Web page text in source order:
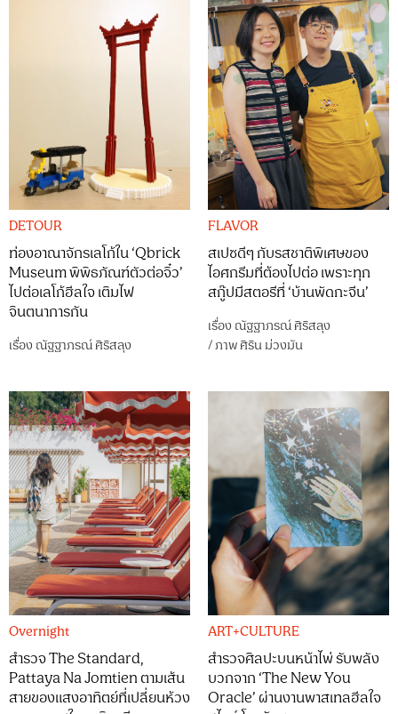
DETOUR
ท่องอาณาจักรเลโก้ใน ‘Qbrick
Museum พิพิธภัณฑ์ตัวต่อจิ๋ว’
ไปต่อเลโก้ฮีลใจ เติมไฟ
จินตนาการกัน
เรื่องณัฐฐาภรณ์ ศิริสลุง
FLAVOR
สเปซดีๆ กับรสชาติพิเศษของ
ไอศกรีมที่ต้องไปต่อ เพราะทุก
สกู๊ปมีสตอรีที่ ‘บ้านพัดกะจีน’
เรื่องณัฐฐาภรณ์ ศิริสลุง
/ภาพศิริน ม่วงมัน
Overnight
สำรวจ The Standard,
Pattaya Na Jomtien ตามเส้น
สายของแสงอาทิตย์ที่เปลี่ยนห้วง
ART+CULTURE
สำรวจศิลปะบนหน้าไพ่ รับพลัง
บวกจาก ‘The New You
Oracle’ ผ่านงานพาสเทลฮีลใจ